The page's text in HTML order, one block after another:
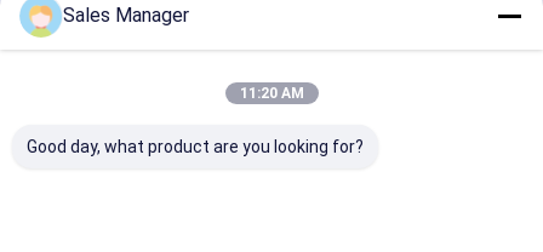
Produits Recommandés
Sales Manager
11:20 AM
Good day, what product are you looking for?